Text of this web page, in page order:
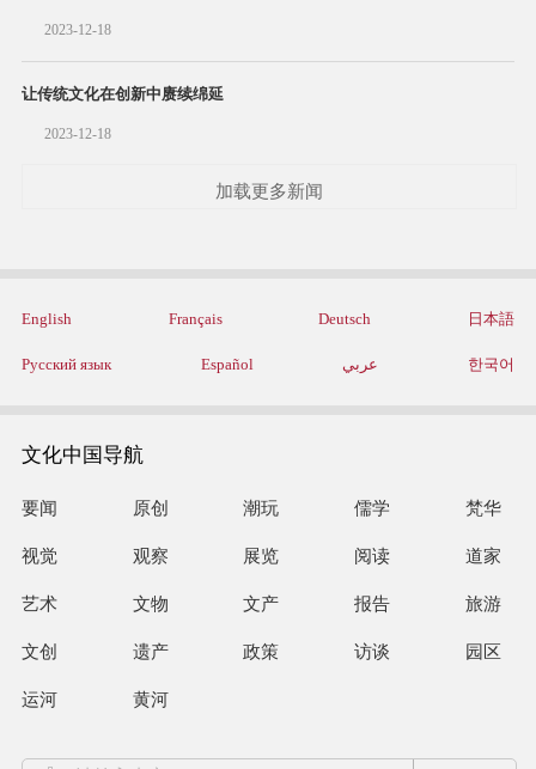
2023-12-18
让传统文化在创新中赓续绵延
2023-12-18
加载更多新闻
English Français Deutsch 日本語
Русский язык Español عربي 한국어
文化中国导航
要闻 原创 潮玩 儒学 梵华
视觉 观察 展览 阅读 道家
艺术 文物 文产 报告 旅游
文创 遗产 政策 访谈 园区
运河 黄河